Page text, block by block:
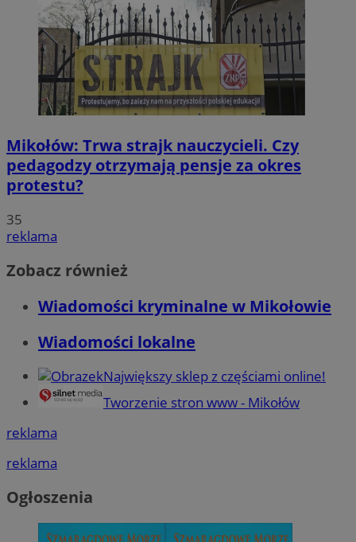
Mikołów: Trwa strajk nauczycieli. Czy
pedagodzy otrzymają pensje za okres
protestu?
35
reklama
Zobacz również
Wiadomości kryminalne w Mikołowie
Wiadomości lokalne
Największy sklep z częściami online!
Tworzenie stron www - Mikołów
reklama
reklama
Ogłoszenia